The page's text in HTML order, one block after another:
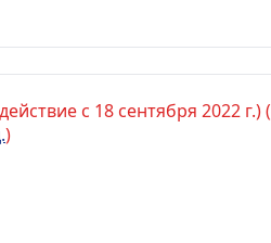
с 18 сентября 2022 г.) (
)